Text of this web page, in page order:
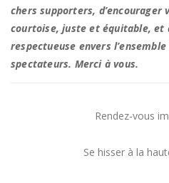
chers supporters, d’encourager
courtoise, juste et équitable, et
respectueuse envers
spectateurs. Merci à vous.
Rendez-vous
Se hisser à la